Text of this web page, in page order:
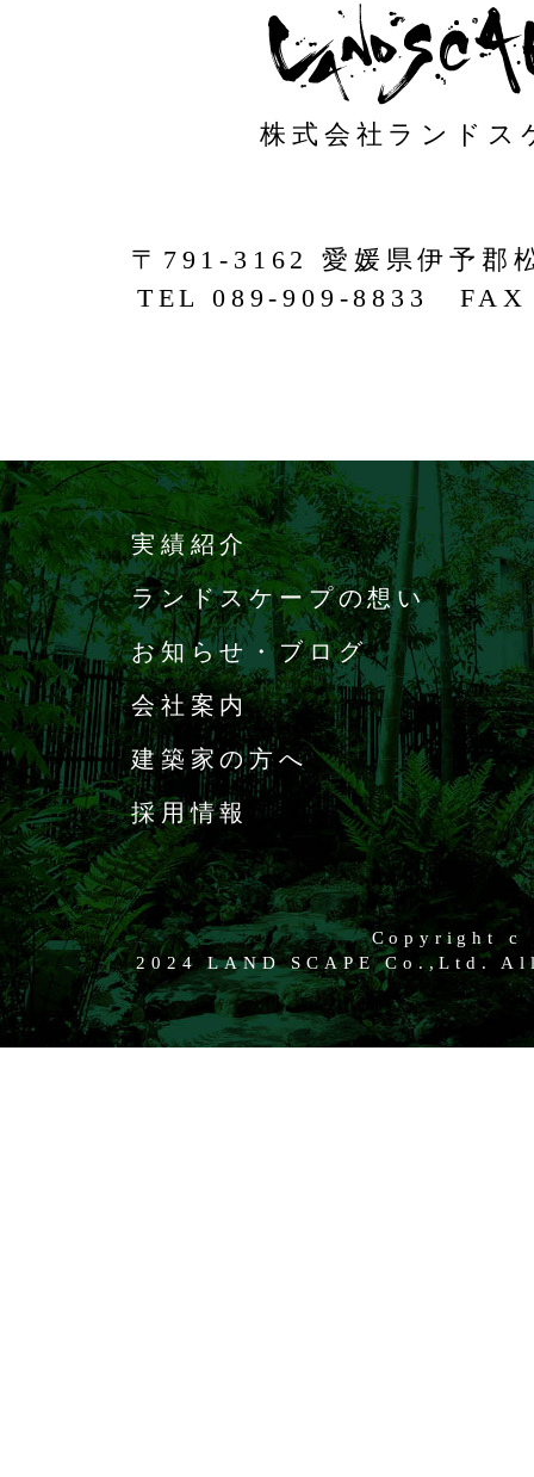
〒791-3162 愛媛県伊予郡
TEL 089-909-8833 FAX
株式会社ランドス
実績紹介
ランドスケープの想い
お知らせ・ブログ
会社案内
建築家の方へ
採用情報
Copyright c
2024 LAND SCAPE Co.,Ltd.